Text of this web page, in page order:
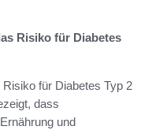
Risiko für Diabetes
für Diabetes Typ 2
dass
und